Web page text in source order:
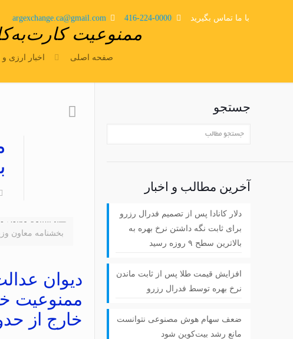
با ما تماس بگیرید 416-224-0000
argexchange.ca@gmail.com
ممنوعیت
صفحه اصلی اخبار ارزی
بخشنامه معاون
دیوان
ممنوعیت
خارج از
جستجو
آخرین مطالب و اخبار
دلار کانادا پس از تصمیم فدرال رزرو
برای ثابت نگه داشتن نرخ بهره به
بالاترین سطح ۹ روزه رسید
افزایش قیمت طلا پس از ثابت ماندن
نرخ بهره توسط فدرال رزرو
ضعف سهام هوش مصنوعی نتوانست
مانع رشد بیت‌کوین شود